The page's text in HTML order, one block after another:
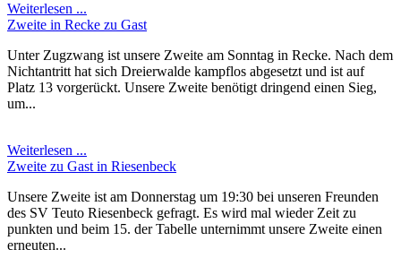
Weiterlesen ...
Zweite in Recke zu Gast
Unter Zugzwang ist unsere Zweite am Sonntag in Recke. Nach dem
Nichtantritt hat sich Dreierwalde kampflos abgesetzt und ist auf
Platz 13 vorgerückt. Unsere Zweite benötigt dringend einen Sieg,
um...
Weiterlesen ...
Zweite zu Gast in Riesenbeck
Unsere Zweite ist am Donnerstag um 19:30 bei unseren Freunden
des SV Teuto Riesenbeck gefragt. Es wird mal wieder Zeit zu
punkten und beim 15. der Tabelle unternimmt unsere Zweite einen
erneuten...